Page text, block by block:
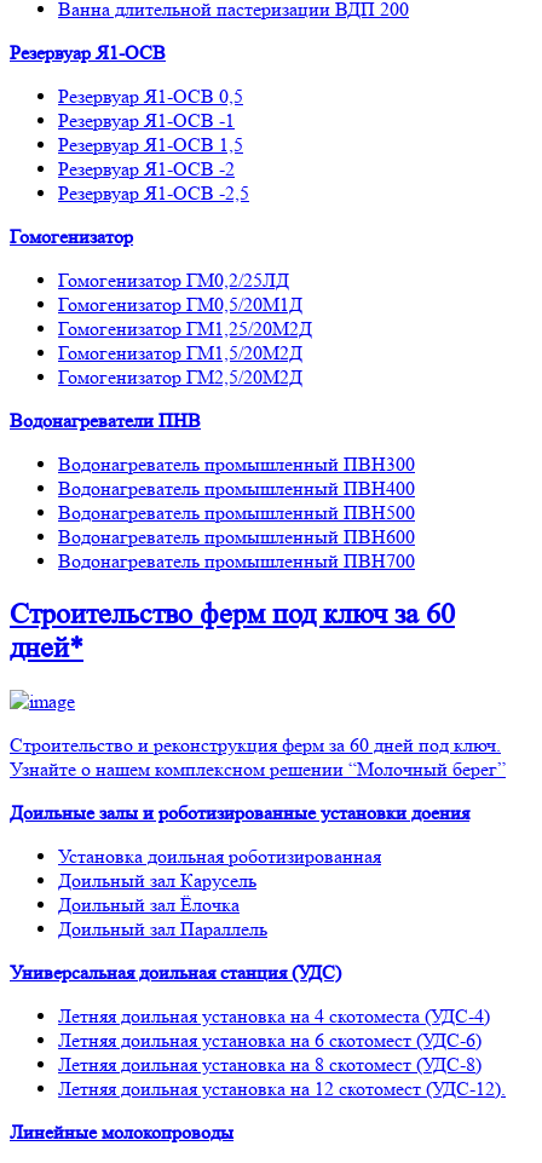
Ванна длительной пастеризации ВДП 200
Резервуар Я1-ОСВ
Резервуар Я1-ОСВ 0,5
Резервуар Я1-ОСВ -1
Резервуар Я1-ОСВ 1,5
Резервуар Я1-ОСВ -2
Резервуар Я1-ОСВ -2,5
Гомогенизатор
Гомогенизатор ГМ0,2/25ЛД
Гомогенизатор ГМ0,5/20М1Д
Гомогенизатор ГМ1,25/20М2Д
Гомогенизатор ГМ1,5/20М2Д
Гомогенизатор ГМ2,5/20М2Д
Водонагреватели ПНВ
Водонагреватель промышленный ПВН300
Водонагреватель промышленный ПВН400
Водонагреватель промышленный ПВН500
Водонагреватель промышленный ПВН600
Водонагреватель промышленный ПВН700
Строительство фермпод ключ за 60
дней*
Строительство и реконструкция ферм за 60 дней под ключ.
Узнайте о нашем комплексном решении “Молочный берег”
Доильные залы и роботизированные установки доения
Установка доильная роботизированная
Доильный зал Карусель
Доильный зал Ёлочка
Доильный зал Параллель
Универсальная доильная станция (УДС)
Летняя доильная установка на 4 скотоместа (УДС-4)
Летняя доильная установка на 6 скотомест (УДС-6)
Летняя доильная установка на 8 скотомест (УДС-8)
Летняя доильная установка на 12 скотомест (УДС-12).
Линейные молокопроводы